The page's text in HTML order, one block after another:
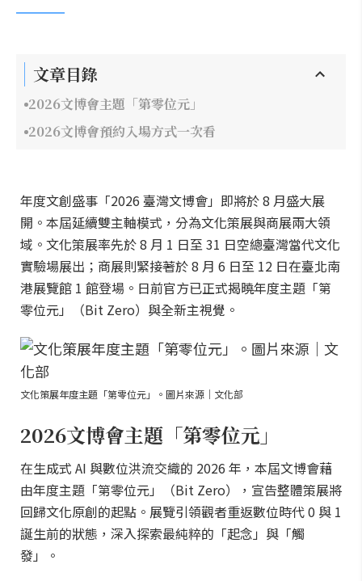
文章目錄
2026文博會主題「第零位元」
2026文博會預約入場方式一次看
年度文創盛事「2026 臺灣文博會」即將於 8 月盛大展
開。本屆延續雙主軸模式，分為文化策展與商展兩大領
域。文化策展率先於 8 月 1 日至 31 日空總臺灣當代文化
實驗場展出；商展則緊接著於 8 月 6 日至 12 日在臺北南
港展覽館 1 館登場。日前官方已正式揭曉年度主題「第
零位元」（Bit Zero）與全新主視覺。
文化策展年度主題「第零位元」。圖片來源｜文化部
2026文博會主題「第零位元」
在生成式 AI 與數位洪流交織的 2026 年，本屆文博會藉
由年度主題「第零位元」（Bit Zero），宣告整體策展將
回歸文化原創的起點。展覽引領觀者重返數位時代 0 與 1
誕生前的狀態，深入探索最純粹的「起念」與「觸
發」。